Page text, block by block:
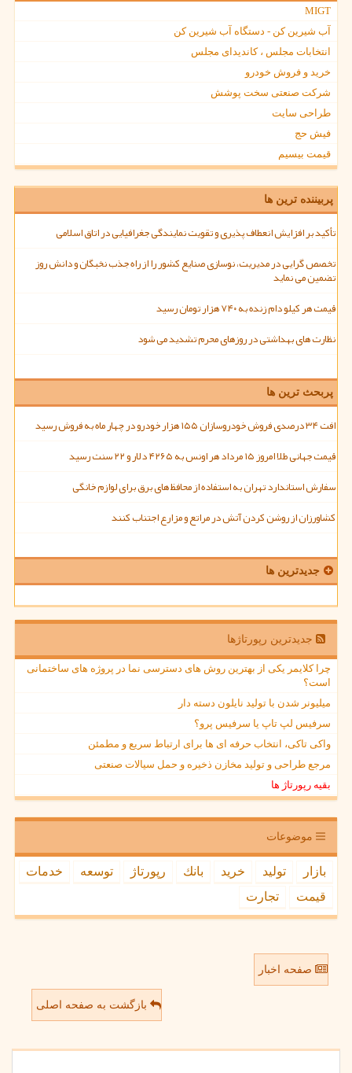
MIGT
آب شیرین کن - دستگاه آب شیرین کن
انتخابات مجلس ، کاندیدای مجلس
خرید و فروش خودرو
شرکت صنعتی سخت پوشش
طراحی سایت
فیش حج
قیمت بیسیم
پربیننده ترین ها
تأکید بر افزایش انعطاف پذیری و تقویت نمایندگی جغرافیایی در اتاق اسلامی
تخصص گرایی در مدیریت، نوسازی صنایع کشور را از راه جذب نخبگان و دانش روز
تضمین می نماید
قیمت هر کیلو دام زنده به ۷۴۰ هزار تومان رسید
نظارت های بهداشتی در روزهای محرم تشدید می شود
پربحث ترین ها
افت ۳۴ درصدی فروش خودروسازان ۱۵۵ هزار خودرو در چهار ماه به فروش رسید
قیمت جهانی طلا امروز ۱۵ مرداد هر اونس به ۴۲۶۵ دلار و ۲۲ سنت رسید
سفارش استاندارد تهران به استفاده از محافظ های برق برای لوازم خانگی
کشاورزان از روشن کردن آتش در مراتع و مزارع اجتناب کنند
جدیدترین ها
جدیدترین رپورتاژها
چرا کلایمر یکی از بهترین روش های دسترسی نما در پروژه های ساختمانی
است؟
میلیونر شدن با تولید نایلون دسته دار
سرفیس لپ تاپ یا سرفیس پرو؟
واکی تاکی، انتخاب حرفه ای ها برای ارتباط سریع و مطمئن
مرجع طراحی و تولید مخازن ذخیره و حمل سیالات صنعتی
بقیه رپورتاژ ها
موضوعات
بازار تولید خرید بانك رپورتاژ توسعه
خدمات
قیمت
تجارت
صفحه اخبار
بازگشت به صفحه اصلی